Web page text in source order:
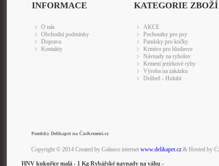
INFORMACE
O nás
Obchodní podmínky
Doprava
Kontakty
KATEGORIE ZBOŽÍ
AKCE
Pochoutky pro psy
Pamlsky pro kočky
Krmivo pro hlodavce
Návnady na rybolov
Krmení jezírkové ryby
Výroba na zakázku
Drůbež - Holubi
Pamlsky Delikapet na ČasKrmení.cz
Copyright © 2014 Created by Galance internet www.delikapet.cz& Hosted by
HNV kukuřice malá - 1 Kg Rybářské navnady na váhu -